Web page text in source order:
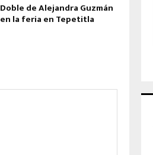
Doble de Alejandra Guzmán
en la feria en Tepetitla